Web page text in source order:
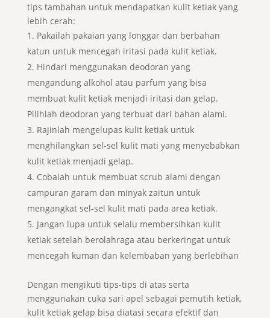
tips tambahan untuk mendapatkan kulit ketiak yang
lebih cerah:
Pakailah pakaian yang longgar dan berbahan
katun untuk mencegah iritasi pada kulit ketiak.
Hindari menggunakan deodoran yang
mengandung alkohol atau parfum yang bisa
membuat kulit ketiak menjadi iritasi dan gelap.
Pilihlah deodoran yang terbuat dari bahan alami.
Rajinlah mengelupas kulit ketiak untuk
menghilangkan sel-sel kulit mati yang menyebabkan
kulit ketiak menjadi gelap.
Cobalah untuk membuat scrub alami dengan
campuran garam dan minyak zaitun untuk
mengangkat sel-sel kulit mati pada area ketiak.
Jangan lupa untuk selalu membersihkan kulit
ketiak setelah berolahraga atau berkeringat untuk
mencegah kuman dan kelembaban yang berlebihan
Dengan mengikuti tips-tips di atas serta
menggunakan cuka sari apel sebagai pemutih ketiak,
kulit ketiak gelap bisa diatasi secara efektif dan